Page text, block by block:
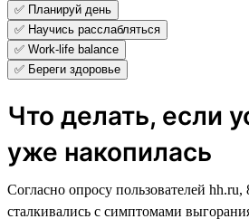
✅ Планируй день
✅ Научись расслабляться
✅ Work-life balance
✅ Береги здоровье
Что делать, если
уже накопилась
Согласно опросу пользователей hh.ru,
сталкивались с симптомами